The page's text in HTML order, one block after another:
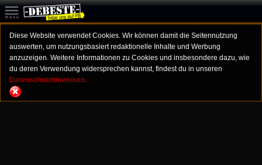
Diese Website verwendet Cookies. Wir können damit die Seitennutzung
auswerten, um nutzungsbasiert redaktionelle Inhalte und Werbung
anzuzeigen. Weitere Informationen zu Cookies und insbesondere dazu, wie
du deren Verwendung widersprechen kannst, findest du in unseren
Datenschutzhinweisen.